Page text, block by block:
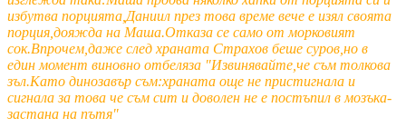
избутва порцията,Даниил през това време вече е изял своята
порция,дояжда на Маша.Отказа се само от морковият
сок.Впрочем,даже след храната Страхов беше суров,но в
един момент виновно отбеляза "Извинявайте,че съм толкова
зъл.Като динозавър съм:храната още не пристигнала и
сигнала за това че съм сит и доволен не е постъпил в мозъка-
застана на пътя"